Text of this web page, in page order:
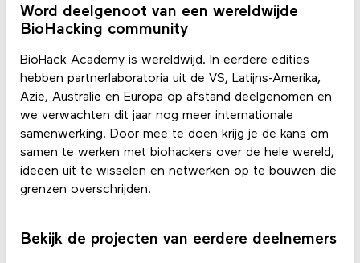
Word deelgenoot van een wereldwijde
BioHacking community
BioHack Academy is wereldwijd. In eerdere edities
hebben partnerlaboratoria uit de VS, Latijns-Amerika,
Azië, Australië en Europa op afstand deelgenomen en
we verwachten dit jaar nog meer internationale
samenwerking. Door mee te doen krijg je de kans om
samen te werken met biohackers over de hele wereld,
ideeën uit te wisselen en netwerken op te bouwen die
grenzen overschrijden.
Bekijk de projecten van eerdere deelnemers